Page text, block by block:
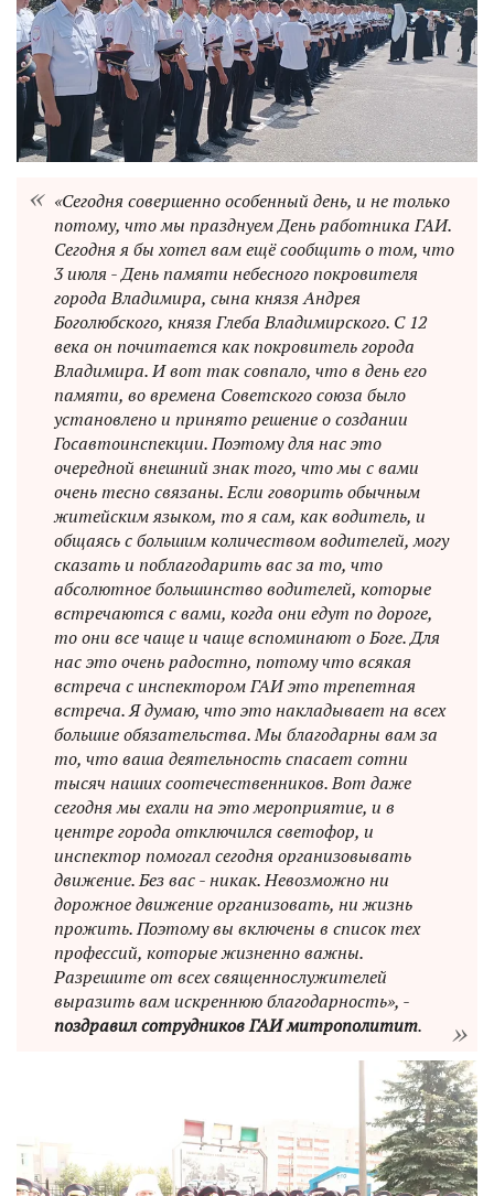
«Сегодня совершенно особенный день, и не только
потому, что мы празднуем День работника ГАИ.
Сегодня я бы хотел вам ещё сообщить о том, что
3 июля - День памяти небесного покровителя
города Владимира, сына князя Андрея
Боголюбского, князя Глеба Владимирского. С 12
века он почитается как покровитель города
Владимира. И вот так совпало, что в день его
памяти, во времена Советского союза было
установлено и принято решение о создании
Госавтоинспекции. Поэтому для нас это
очередной внешний знак того, что мы с вами
очень тесно связаны. Если говорить обычным
житейским языком, то я сам, как водитель, и
общаясь с большим количеством водителей, могу
сказать и поблагодарить вас за то, что
абсолютное большинство водителей, которые
встречаются с вами, когда они едут по дороге,
то они все чаще и чаще вспоминают о Боге. Для
нас это очень радостно, потому что всякая
встреча с инспектором ГАИ это трепетная
встреча. Я думаю, что это накладывает на всех
большие обязательства. Мы благодарны вам за
то, что ваша деятельность спасает сотни
тысяч наших соотечественников. Вот даже
сегодня мы ехали на это мероприятие, и в
центре города отключился светофор, и
инспектор помогал сегодня организовывать
движение. Без вас - никак. Невозможно ни
дорожное движение организовать, ни жизнь
прожить. Поэтому вы включены в список тех
профессий, которые жизненно важны.
Разрешите от всех священнослужителей
выразить вам искреннюю благодарность», -
поздравил сотрудников ГАИ митрополитит.